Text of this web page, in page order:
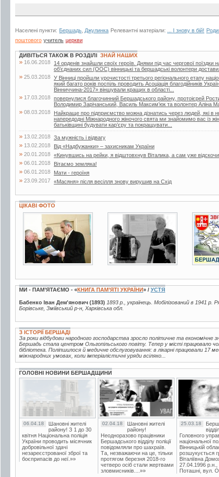
Населені пункти: Бершадь Джулинка Релевантні матеріали: ... І знову в бій!
поштового учитель церкви
ДИВІТЬСЯ ТАКОЖ В РОЗДІЛІ ЗНАЙ НАШИХ
» 16.06.2018
14 орденів знайшли своїх героїв. Днями під час чергової поїздки
об’єднаних сил (ООС) вінницькі та бершадські волонтери
» 25.03.2018 У Вінниці пройшли урочистості третього регіонального етапу
який багато років поспіль проводить Асоціація благодійників
Вінниччина-2017» віншували кращих в області...
» 17.03.2018 повернулися благочинний Бершадського району, протоієрей
Володимир Зарічанський, Василь Максим’юк та волонтер Аліна
» 08.03.2018
Найкраще про підприємство можна дізнатись через людей, які
напередодні Міжнародного жіночого свята ми знайомимо вас із
батьківщині будувати кар’єру та покращувати...
» 13.02.2018 За мужність і відвагу
» 13.02.2018 Від «Надбужанки» – захисникам України
» 20.01.2018 «Кинувшись на рейки, я відштовхнув Віталика, а сам уже
» 06.01.2018 Вітаємо земляка!
» 06.01.2018 Мати - героїня
» 23.09.2017 «Масяня» після весілля знову вирушив на Схід
ЦІКАВІ ФОТО
3 фото 6
МИ - ПАМ’ЯТАЄМО - «КНИГА ПАМ’ЯТІ УКРАЇНИ» / УСТЯ
Бабенко Іван Дем'янович (1893) 1893 р., українець. Мобілізований в 1941
Борівське, Зміївський р-н, Харківська обл.
З ІСТОРІЇ БЕРШАДІ
За роки відбудови народного господарства зросло політичне та економічне
Бершадь стала центром Ольгопільського повіту. Тепер у місті працювало
бібліотека. Поліпшилося й медичне обслуговування: в лікарні працювали 17
міжнародних умовах, коли імперіалістичні уряди всіляко...
ГОЛОВНІ НОВИНИ БЕРШАДЩИНИ
06.04.18
Шановні жителі
району! З 1 до 30
квітня Національна поліція
України проводить місячник
добровільної здачі
незареєстрованої зброї та
боєприпасів до неї.»»
02.04.18
Шановні жителі
району!
Неодноразово працівники
Бершадського відділу поліції
повідомляли про шахраїв.
Та, незважаючи на це, тільки
протягом березня 2018-го
четверо осіб стали жертвами
зловмисників....»»
25.03.18
Головного
національної
Вінницькій
розшукується
Віталіївна
27.04.1996 р.н.,
Поташні, вул.